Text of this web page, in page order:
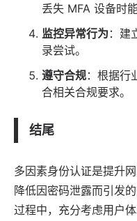
丢失 MFA 设备时
监控异常行为 ：建
录尝试。
遵守合规：根据行
合相关合规要求。
结尾
多因素身份认证是提升
降低因密码泄露而引发
过程中，充分考虑用户